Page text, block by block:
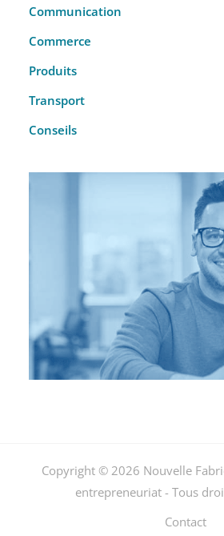
Communication
Commerce
Produits
Transport
Conseils
Copyright © 2026 Nouvelle
entrepreneuriat - Tous
Contact